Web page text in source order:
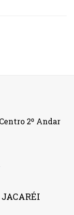
2º Andar